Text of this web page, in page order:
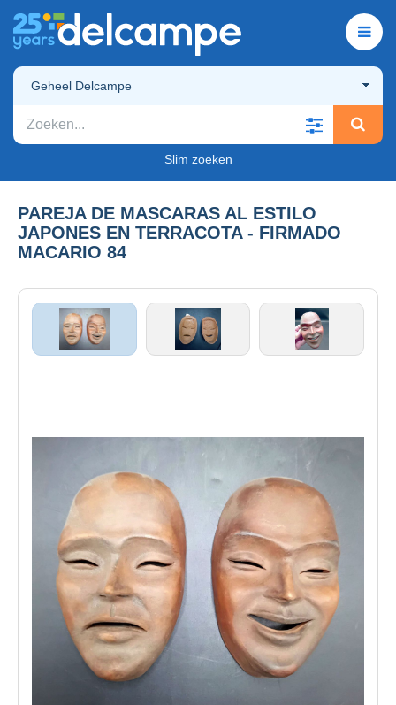
Geheel Delcampe
Slim zoeken
PAREJA DE MASCARAS AL ESTILO
JAPONES EN TERRACOTA - FIRMADO
MACARIO 84